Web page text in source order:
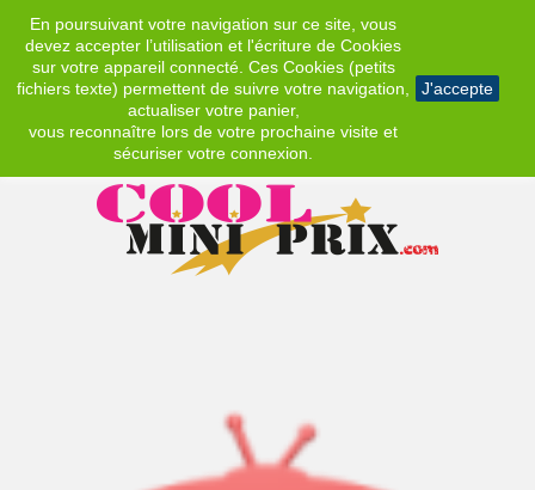
En poursuivant votre navigation sur ce site, vous
devez accepter l’utilisation et l'écriture de Cookies
sur votre appareil connecté. Ces Cookies (petits
fichiers texte) permettent de suivre votre navigation,
actualiser votre panier,
vous reconnaître lors de votre prochaine visite et
sécuriser votre connexion.
J'accepte
EUR